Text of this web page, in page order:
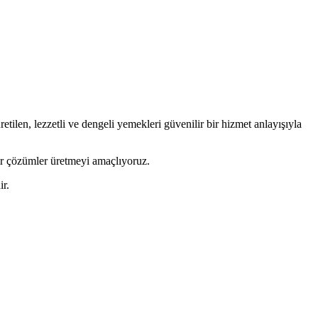
lezzetli ve dengeli yemekleri güvenilir bir hizmet anlayışıyla
üretmeyi amaçlıyoruz.